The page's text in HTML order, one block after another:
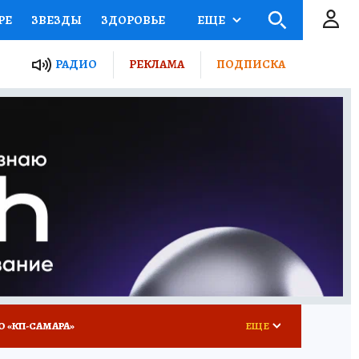
ЗВЕЗДЫ ЗДОРОВЬЕ
ПРОЕКТЫ РОССИИ
ПУТЕВОДИТЕЛЬ
ЕЩЕ
РАДИО РЕКЛАМА ПОДПИСКА
«КП-САМАРА» ЕЩЕ